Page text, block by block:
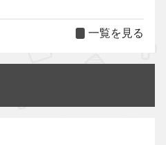
一覧を見る